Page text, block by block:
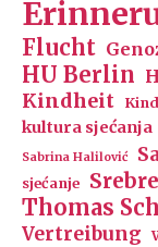
Flucht
HU Berlin
Kindheit
kultura sjećanja
Sabrina Halilović
sjećanje
Thomas
Vertreibung